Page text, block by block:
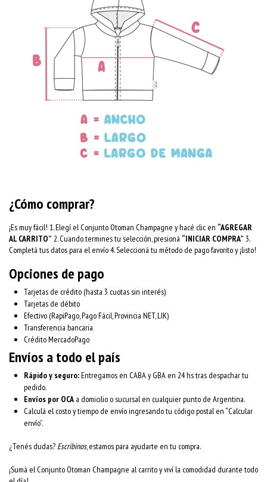
¿Cómo comprar?
¡Es muy fácil! 1. Elegí el Conjunto Otoman Champagne y hacé clic en “AGREGAR
AL CARRITO” 2. Cuando termines tu selección, presioná “INICIAR COMPRA” 3.
Completá tus datos para el envío 4. Seleccioná tu método de pago favorito y ¡listo!
Opciones de pago
Tarjetas de crédito (hasta 3 cuotas sin interés)
Tarjetas de débito
Efectivo (RapiPago, Pago Fácil, Provincia NET, LIK)
Transferencia bancaria
Crédito MercadoPago
Envíos a todo el país
Rápido y seguro:Entregamos en CABA y GBA en 24 hs tras despachar tu
pedido.
Envíos por OCA a domicilio o sucursal en cualquier punto de Argentina.
Calculá el costo y tiempo de envío ingresando tu código postal en “Calcular
envío”.
¿Tenés dudas? Escribinos, estamos para ayudarte en tu compra.
¡Sumá el Conjunto Otoman Champagne al carrito y viví la comodidad durante todo